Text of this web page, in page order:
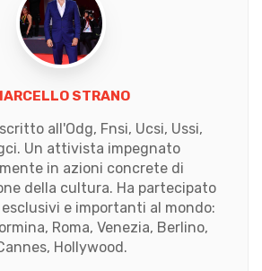
STRANO
all'Odg, Fnsi, Ucsi, Ussi,
Un attivista impegnato
in azioni concrete di
della cultura. Ha partecipato
e importanti al mondo:
Roma, Venezia, Berlino,
Hollywood.